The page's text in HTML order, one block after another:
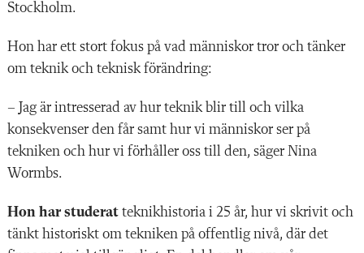
Stockholm.
Hon har ett stort fokus på vad människor tror och tänker
om teknik och teknisk förändring:
– Jag är intresserad av hur teknik blir till och vilka
konsekvenser den får samt hur vi människor ser på
tekniken och hur vi förhåller oss till den, säger Nina
Wormbs.
Hon har studerat teknikhistoria i 25 år, hur vi skrivit och
tänkt historiskt om tekniken på offentlig nivå, där det